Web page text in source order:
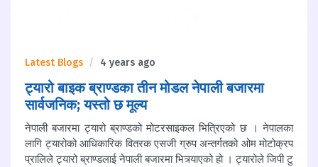
Latest Blogs 4 years ago
ट्यारो बाइक ब्राण्डका तीन मोडल नेपाली बजारमा
सार्वजनिक; यस्तो छ मूल्य
नेपाली बजारमा ट्यारो ब्राण्डको मोटरसाइकल भित्रिएको छ । नेपालका
लागि ट्यारोको आधिकारिक वितरक एसजी ग्रुप अन्तर्गतको ओम मोटोक्रप
प्रालिले ट्यारो ब्राण्डलाई नेपाली बजारमा भित्र्याएको हो । ट्यारोले जिपी टु